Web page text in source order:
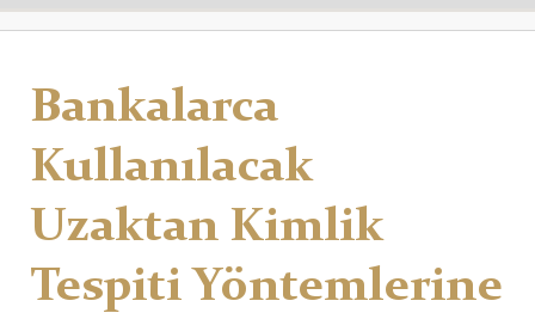
Bankalarca
Kullanılacak
Uzaktan Kimlik
Tespiti Yöntemlerine